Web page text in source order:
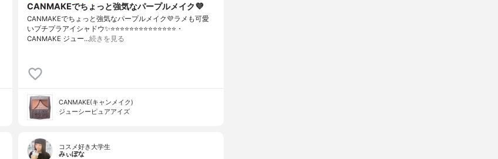
CANMAKEでちょっと強気なパープルメイク💜
CANMAKEでちょっと強気なパープルメイク💜ラメも可愛
いプチプラアイシャドウ✨⭐️⭐️⭐️⭐️⭐️⭐️⭐️⭐️⭐️⭐️⭐️⭐️⭐️⭐️・
CANMAKE ジュー…続きを見る
CANMAKE(キャンメイク)
ジューシーピュアアイズ
コスメ好き大学生
みぃぽな